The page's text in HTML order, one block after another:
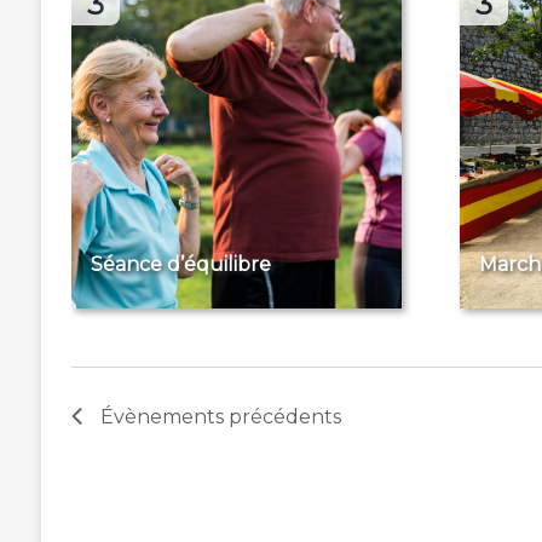
Séance d’équilibre
Évènementsprécédents